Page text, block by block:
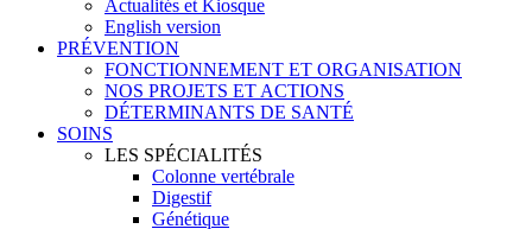
Actualités et Kiosque
English version
PRÉVENTION
FONCTIONNEMENT ET ORGANISATION
NOS PROJETS ET ACTIONS
DÉTERMINANTS DE SANTÉ
SOINS
LES SPÉCIALITÉS
Colonne vertébrale
Digestif
Génétique